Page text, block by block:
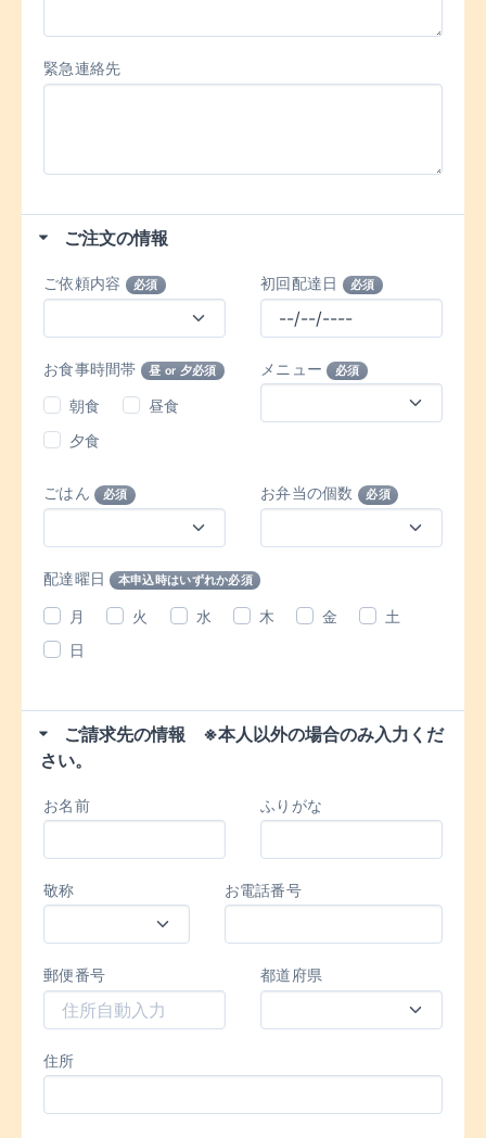
緊急連絡先
ご注文の情報
ご依頼内容 必須 初回配達日 必須
お食事時間帯 昼 or 夕必須
朝食
昼食
夕食
メニュー 必須
ごはん 必須 お弁当の個数 必須
配達曜日 本申込時はいずれか必須
月 火 水 木 金
土
日
ご請求先の情報 ※本人以外の場合のみ入力くだ
さい。
お名前 ふりがな
敬称 お電話番号
郵便番号 都道府県
住所